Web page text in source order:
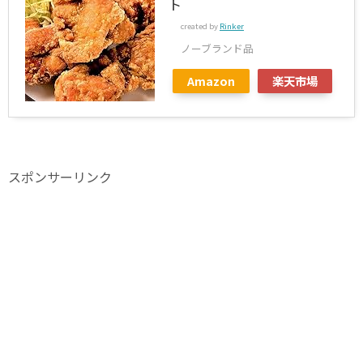
ト
created by Rinker
ノーブランド品
Amazon 楽天市場
スポンサーリンク